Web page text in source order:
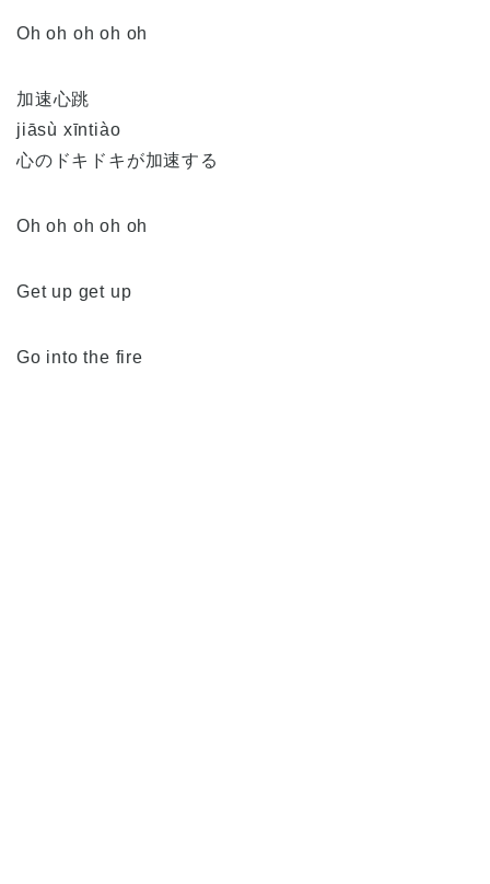
Oh oh oh oh oh
加速心跳
jiāsù xīntiào
心のドキドキが加速する
Oh oh oh oh oh
Get up get up
Go into the fire